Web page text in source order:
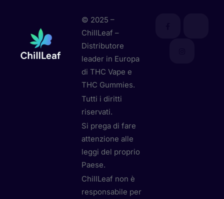
© 2025 –
ChillLeaf –
Distributore
leader in Europa
di THC Vape e
THC Gummies.
Tutti i diritti
riservati.
Si prega di fare
attenzione alle
leggi del proprio
Paese.
ChillLeaf non è
responsabile per